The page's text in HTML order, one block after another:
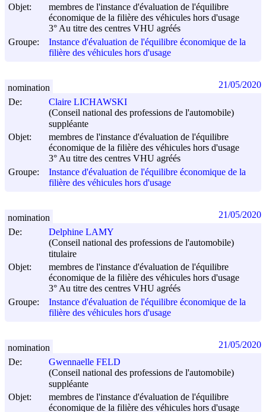
Objet:
membres de l'instance d'évaluation de l'équilibre
économique de la filière des véhicules hors d'usage
3° Au titre des centres VHU agréés
Groupe:
Instance d'évaluation de l'équilibre économique de la
filière des véhicules hors d'usage
De:
Claire LICHAWSKI
(Conseil national des professions de l'automobile)
suppléante
Objet:
membres de l'instance d'évaluation de l'équilibre
économique de la filière des véhicules hors d'usage
3° Au titre des centres VHU agréés
Groupe:
Instance d'évaluation de l'équilibre économique de la
filière des véhicules hors d'usage
nomination 21/05/2020
De:
Delphine LAMY
(Conseil national des professions de l'automobile)
titulaire
Objet:
membres de l'instance d'évaluation de l'équilibre
économique de la filière des véhicules hors d'usage
3° Au titre des centres VHU agréés
Groupe:
Instance d'évaluation de l'équilibre économique de la
filière des véhicules hors d'usage
nomination 21/05/2020
De:
Gwennaelle FELD
(Conseil national des professions de l'automobile)
suppléante
Objet:
membres de l'instance d'évaluation de l'équilibre
économique de la filière des véhicules hors d'usage
nomination 21/05/2020